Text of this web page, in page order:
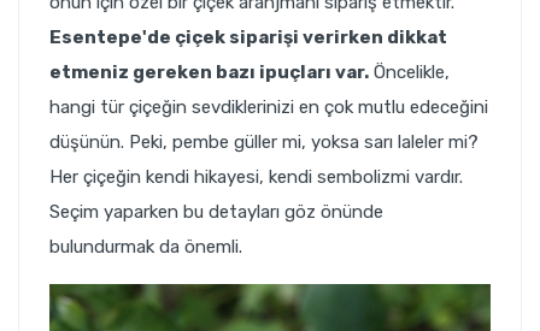
Esentepe'de çiçek siparişi verirken dikkat
etmeniz gereken bazı ipuçları var. Öncelikle,
hangi tür çiçeğin sevdiklerinizi en çok mutlu edeceğini
düşünün. Peki, pembe güller mi, yoksa sarı laleler mi?
Her çiçeğin kendi hikayesi, kendi sembolizmi vardır.
Seçim yaparken bu detayları göz önünde
bulundurmak da önemli.